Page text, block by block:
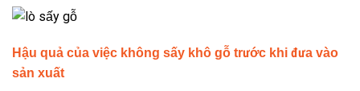
Hậu quả của việc không sấy khô gỗ trước khi đưa vào
sản xuất